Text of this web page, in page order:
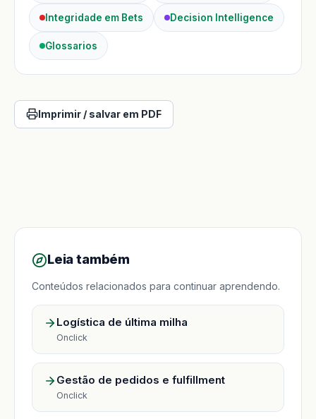
Integridade em Bets Decision Intelligence
Glossarios
Imprimir / salvar em PDF
Leia também
Conteúdos relacionados para continuar aprendendo.
Logística de última milha
Onclick
Gestão de pedidos e fulfillment
Onclick